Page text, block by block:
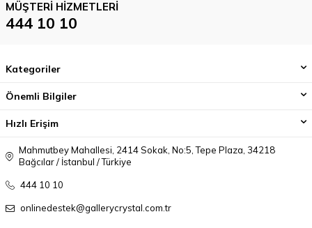
MÜŞTERI HIZMETLERI
444 10 10
Kategoriler
Önemli Bilgiler
Hızlı Erişim
Mahmutbey Mahallesi, 2414 Sokak, No:5, Tepe Plaza, 34218
Bağcılar / İstanbul / Türkiye
444 10 10
onlinedestek@gallerycrystal.com.tr